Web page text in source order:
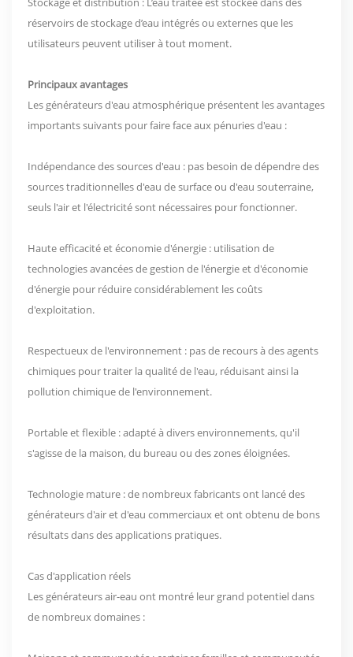
réservoirs de stockage d’eau intégrés ou externes que les
utilisateurs peuvent utiliser à tout moment.
Principaux avantages
Les générateurs d'eau atmosphérique présentent les avantages
importants suivants pour faire face aux pénuries d'eau :
Indépendance des sources d'eau : pas besoin de dépendre des
sources traditionnelles d'eau de surface ou d'eau souterraine,
seuls l'air et l'électricité sont nécessaires pour fonctionner.
Haute efficacité et économie d'énergie : utilisation de
technologies avancées de gestion de l'énergie et d'économie
d'énergie pour réduire considérablement les coûts
d'exploitation.
Respectueux de l'environnement : pas de recours à des agents
chimiques pour traiter la qualité de l'eau, réduisant ainsi la
pollution chimique de l'environnement.
Portable et flexible : adapté à divers environnements, qu'il
s'agisse de la maison, du bureau ou des zones éloignées.
Technologie mature : de nombreux fabricants ont lancé des
générateurs d'air et d'eau commerciaux et ont obtenu de bons
résultats dans des applications pratiques.
Cas d'application réels
Les générateurs air-eau ont montré leur grand potentiel dans
de nombreux domaines :